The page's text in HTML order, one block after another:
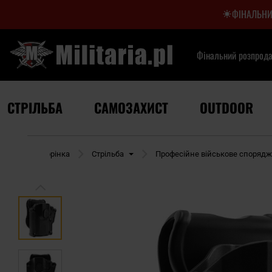
Фінальний
СТРІЛЬБА САМОЗАХИСТ OUTDOOR
Домашня сторінка Стрільба Професійне військове